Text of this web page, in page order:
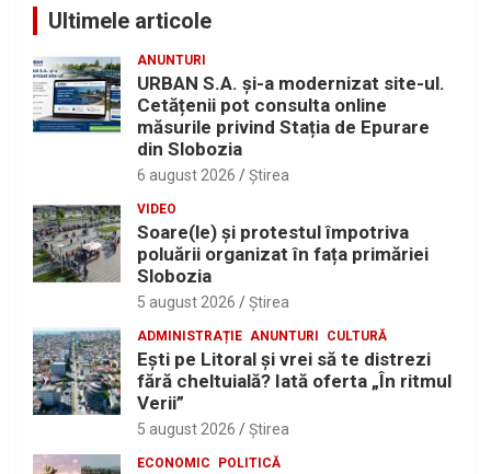
Ultimele articole
ANUNTURI
URBAN S.A. și-a modernizat site-ul.
Cetățenii pot consulta online
măsurile privind Stația de Epurare
din Slobozia
6 august 2026 Ştirea
VIDEO
Soare(le) și protestul împotriva
poluării organizat în fața primăriei
Slobozia
5 august 2026 Ştirea
ADMINISTRAȚIE ANUNTURI CULTURĂ
Eşti pe Litoral şi vrei să te distrezi
fără cheltuială? Iată oferta „În ritmul
Verii”
5 august 2026 Ştirea
ECONOMIC POLITICĂ